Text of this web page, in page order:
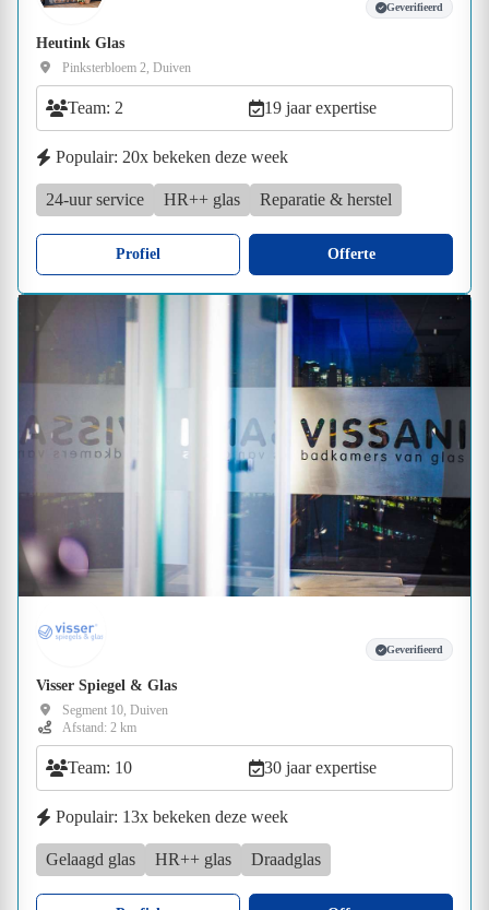
Geverifieerd
Heutink Glas
Pinksterbloem 2, Duiven
Team: 2 19 jaar expertise
Populair: 20x bekeken deze week
24-uur service HR++ glas Reparatie & herstel
Profiel Offerte
Geverifieerd
Visser Spiegel & Glas
Segment 10, Duiven
Afstand: 2 km
Team: 10 30 jaar expertise
Populair: 13x bekeken deze week
Gelaagd glas HR++ glas Draadglas